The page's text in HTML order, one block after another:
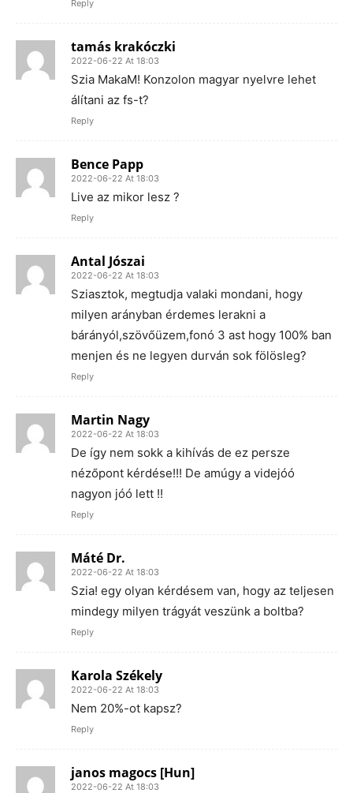
Reply
tamás krakóczki
2022-06-22 At 18:03
Szia MakaM! Konzolon magyar nyelvre lehet
álítani az fs-t?
Reply
Bence Papp
2022-06-22 At 18:03
Live az mikor lesz ?
Reply
Antal Jószai
2022-06-22 At 18:03
Sziasztok, megtudja valaki mondani, hogy
milyen arányban érdemes lerakni a
bárányól,szövőüzem,fonó 3 ast hogy 100% ban
menjen és ne legyen durván sok fölösleg?
Reply
Martin Nagy
2022-06-22 At 18:03
De így nem sokk a kihívás de ez persze
nézőpont kérdése!!! De amúgy a videjóó
nagyon jóó lett !!
Reply
Máté Dr.
2022-06-22 At 18:03
Szia! egy olyan kérdésem van, hogy az teljesen
mindegy milyen trágyát veszünk a boltba?
Reply
Karola Székely
2022-06-22 At 18:03
Nem 20%-ot kapsz?
Reply
janos magocs [Hun]
2022-06-22 At 18:03